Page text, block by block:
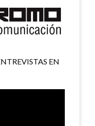
EN